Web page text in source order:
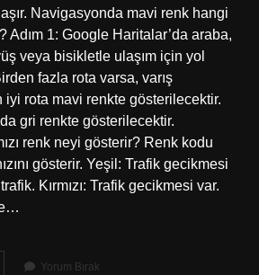
Navigasyonda mavi renk hangi
Adım 1: Google Haritalar’da araba,
veya bisikletle ulaşım için yol
fazla rota varsa, varış
iyi rota mavi renkte gösterilecektir.
gri renkte gösterilecektir.
renk neyi gösterir? Renk kodu
gösterir. Yeşil: Trafik gecikmesi
Kırmızı: Trafik gecikmesi var.
Yorum Bırak